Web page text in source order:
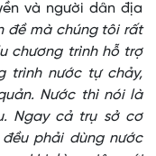
và người dân địa
đề mà chúng tôi rất
chương trình hỗ trợ
trình nước tự chảy,
Nước thì nói là
Ngay cả trụ sở cơ
phải dùng nước